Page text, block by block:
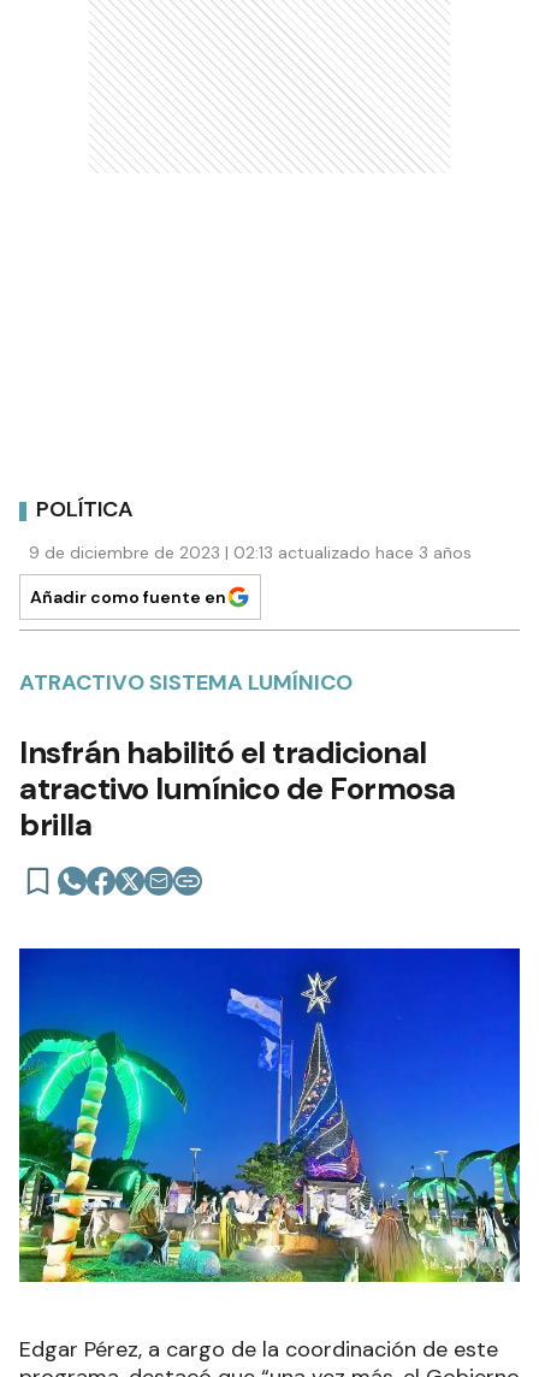
POLÍTICA
9 de diciembre de 2023 | 02:13 actualizado hace 3 años
Añadir como fuente en
ATRACTIVO SISTEMA LUMÍNICO
Insfrán habilitó el tradicional
atractivo lumínico de Formosa
brilla
Edgar Pérez, a cargo de la coordinación de este